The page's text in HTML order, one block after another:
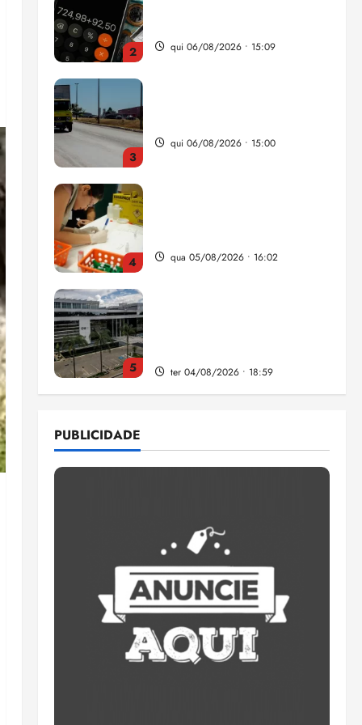
2 qui 06/08/2026 • 15:09
3
qui 06/08/2026 • 15:00
4 qua 05/08/2026 • 16:02
5 ter 04/08/2026 • 18:59
participação
qui 06/08/2026 • 15:18
2
da renda é comprometida
com dívidas
qui 06/08/2026 • 15:09
Entenda o que muda com a
nova Lei do Frete
qui 06/08/2026 • 15:00
PUBLICIDADE